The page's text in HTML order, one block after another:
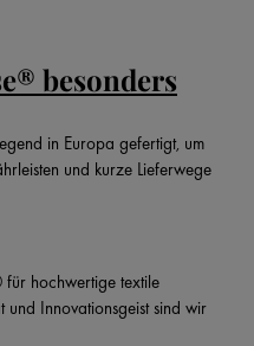
besonders
in Europa gefertigt, um
und kurze Lieferwege
für hochwertige textile
Innovationsgeist sind wir